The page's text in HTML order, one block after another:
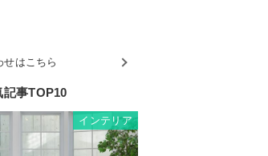
せはこちら
記事TOP10
インテリア